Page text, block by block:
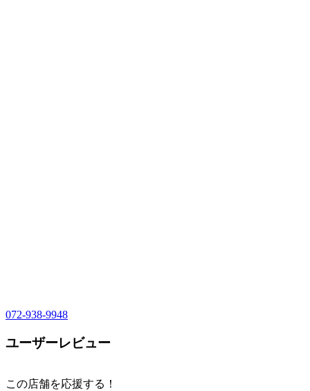
072-938-9948
ユーザーレビュー
この店舗を応援する！